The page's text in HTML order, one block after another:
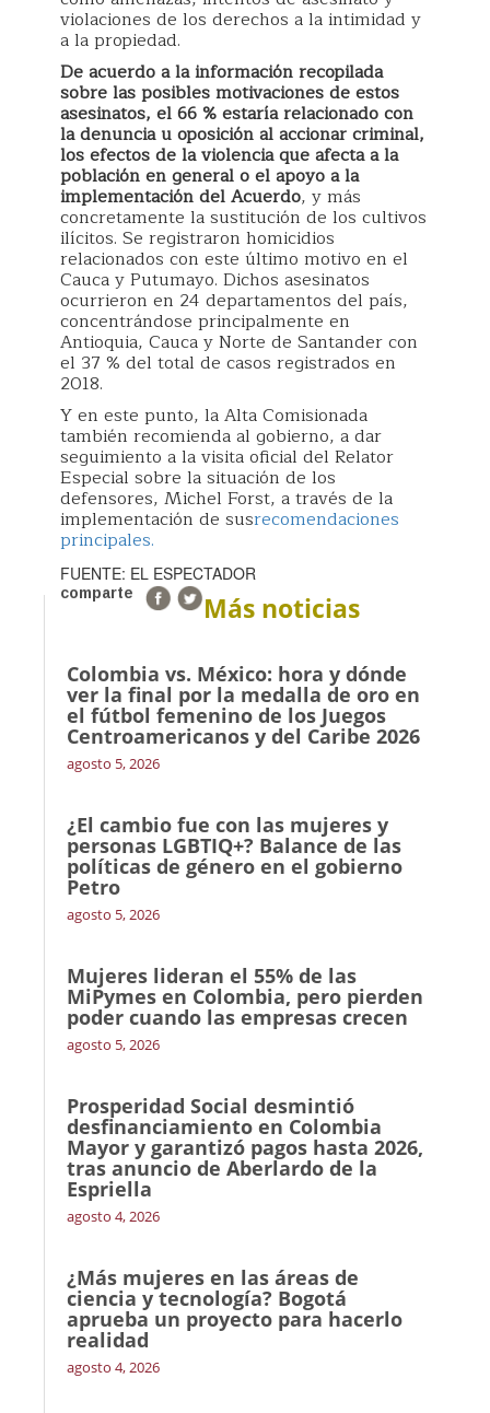
violaciones de los derechos a la intimidad y
a la propiedad.
De acuerdo a la información recopilada
sobre las posibles motivaciones de estos
asesinatos, el 66 % estaría relacionado con
la denuncia u oposición al accionar criminal,
los efectos de la violencia que afecta a la
población en general o el apoyo a la
implementación del Acuerdo, y más
concretamente la sustitución de los cultivos
ilícitos. Se registraron homicidios
relacionados con este último motivo en el
Cauca y Putumayo. Dichos asesinatos
ocurrieron en 24 departamentos del país,
concentrándose principalmente en
Antioquia, Cauca y Norte de Santander con
el 37 % del total de casos registrados en
2018.
Y en este punto, la Alta Comisionada
también recomienda al gobierno, a dar
seguimiento a la visita oficial del Relator
Especial sobre la situación de los
defensores, Michel Forst, a través de la
implementación de susrecomendaciones
principales.
FUENTE: EL ESPECTADOR
comparte Más noticias
Colombia vs. México: hora y dónde
ver la final por la medalla de oro en
el fútbol femenino de los Juegos
Centroamericanos y del Caribe 2026
agosto 5, 2026
¿El cambio fue con las mujeres y
personas LGBTIQ+? Balance de las
políticas de género en el gobierno
Petro
agosto 5, 2026
Mujeres lideran el 55% de las
MiPymes en Colombia, pero pierden
poder cuando las empresas crecen
agosto 5, 2026
Prosperidad Social desmintió
desfinanciamiento en Colombia
Mayor y garantizó pagos hasta 2026,
tras anuncio de Aberlardo de la
Espriella
agosto 4, 2026
¿Más mujeres en las áreas de
ciencia y tecnología? Bogotá
aprueba un proyecto para hacerlo
realidad
agosto 4, 2026